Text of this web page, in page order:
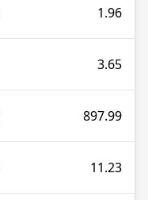
1.96
3.65
897.99
11.23